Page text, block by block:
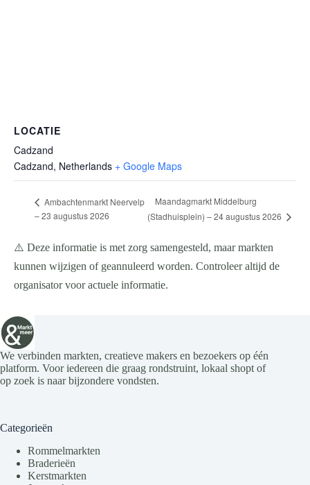
LOCATIE
Cadzand
Cadzand, Netherlands + Google Maps
Ambachtenmarkt Neervelp
– 23 augustus 2026
Maandagmarkt Middelburg
(Stadhuisplein) – 24 augustus 2026
⚠️ Deze informatie is met zorg samengesteld, maar markten
kunnen wijzigen of geannuleerd worden. Controleer altijd de
organisator voor actuele informatie.
We verbinden markten, creatieve makers en bezoekers op één
platform. Voor iedereen die graag rondstruint, lokaal shopt of
op zoek is naar bijzondere vondsten.
Categorieën
Rommelmarkten
Braderieën
Kerstmarkten